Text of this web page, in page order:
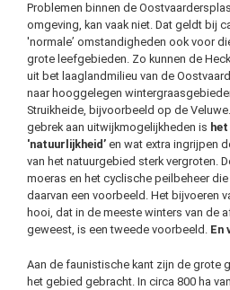
Problemen binnen de
omgeving, kan vaak niet. Dat geldt bij
'normale’ omstandigheden ook voor
grote leefgebieden. Zo kunnen de
uit bet laaglandmilieu van de
naar hooggelegen
Struikheide, bijvoorbeeld op de
gebrek aan uitwijkmogelijkheden is
'natuurlijkheid’ en wat extra ingrijpen
van het natuurgebied sterk vergroten.
moeras en het cyclische peilbeheer
daarvan een voorbeeld. Het bijvoeren
hooi, dat in de meeste winters van de
geweest, is een tweede voorbeeld. En
Aan de faunistische kant zijn de grote
het gebied gebracht. In circa 800 ha